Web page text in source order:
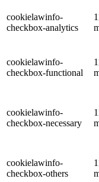
cookielawinfo-
checkbox-analytics
cookielawinfo-
checkbox-functional
cookielawinfo-
checkbox-necessary
cookielawinfo-
checkbox-others